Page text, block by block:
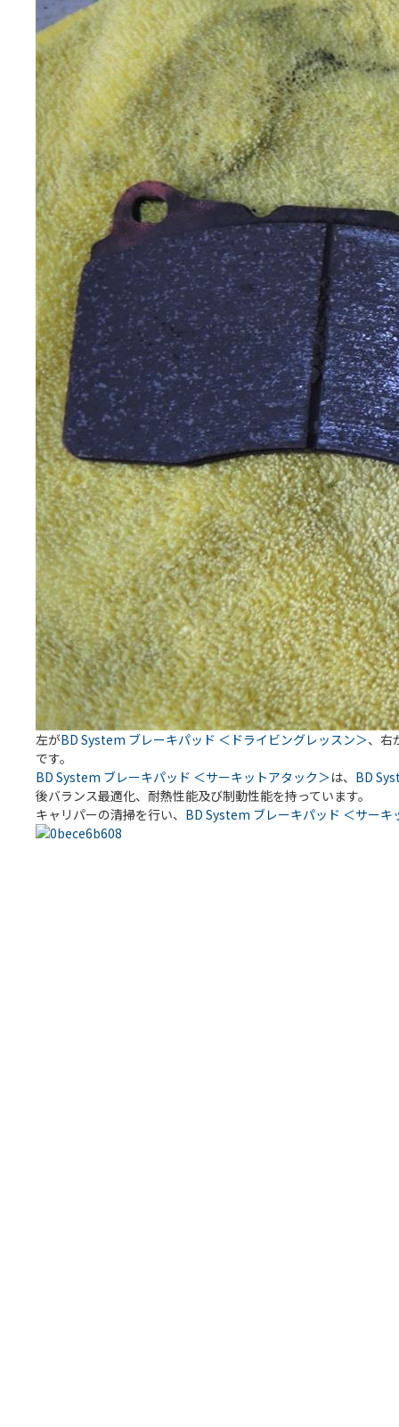
左がBD System ブレーキパッド ＜ドライビングレッスン＞、右
です。
BD System ブレーキパッド ＜サーキットアタック＞は、 BD
後バランス最適化、耐熱性能及び制動性能を持っています。
キャリパーの清掃を行い、 BD System ブレーキパッド ＜サーキ